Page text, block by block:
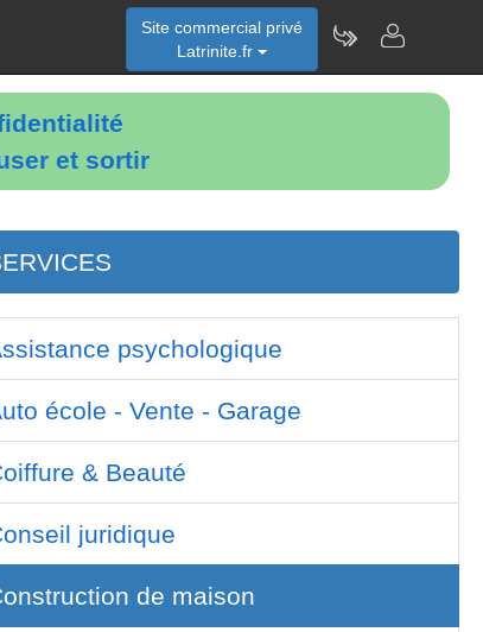
et sortir
Site commercial privé
Latrinite.fr
psychologique
école - Vente - Garage
& Beauté
juridique
de maison